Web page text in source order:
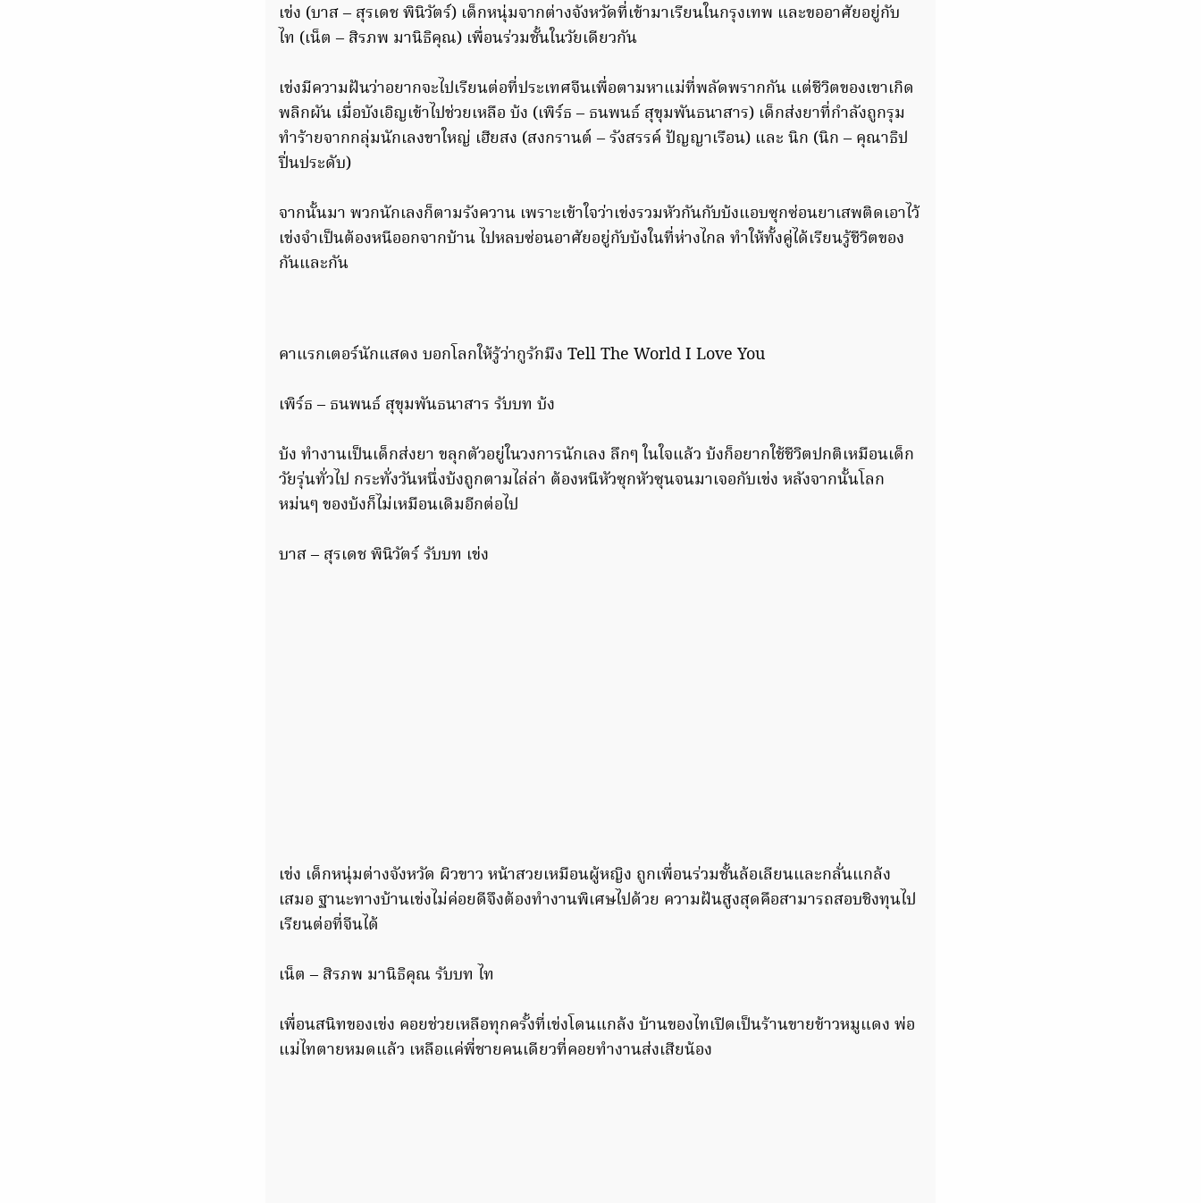
เข่ง (บาส – สุรเดช พินิวัตร์) เด็กหนุ่มจากต่างจังหวัดที่เข้ามาเรียนในกรุงเทพ และขออาศัยอยู่กับ
ไท (เน็ต – สิรภพ มานิธิคุณ) เพื่อนร่วมชั้นในวัยเดียวกัน
เข่งมีความฝันว่าอยากจะไปเรียนต่อที่ประเทศจีนเพื่อตามหาแม่ที่พลัดพรากกัน แต่ชีวิตของเขาเกิด
พลิกผัน เมื่อบังเอิญเข้าไปช่วยเหลือ บ้ง (เพิร์ธ – ธนพนธ์ สุขุมพันธนาสาร) เด็กส่งยาที่กำลังถูกรุม
ทำร้ายจากกลุ่มนักเลงขาใหญ่ เฮียสง (สงกรานต์ – รังสรรค์ ปัญญาเรือน) และ นิก (นิก – คุณาธิป
ปิ่นประดับ)
จากนั้นมา พวกนักเลงก็ตามรังควาน เพราะเข้าใจว่าเข่งรวมหัวกันกับบ้งแอบซุกซ่อนยาเสพติดเอาไว้
เข่งจำเป็นต้องหนีออกจากบ้าน ไปหลบซ่อนอาศัยอยู่กับบ้งในที่ห่างไกล ทำให้ทั้งคู่ได้เรียนรู้ชีวิตของ
กันและกัน
คาแรกเตอร์นักแสดง บอกโลกให้รู้ว่ากูรักมึง Tell The World I Love You
เพิร์ธ – ธนพนธ์ สุขุมพันธนาสาร รับบท บ้ง
บ้ง ทำงานเป็นเด็กส่งยา ขลุกตัวอยู่ในวงการนักเลง ลึกๆ ในใจแล้ว บ้งก็อยากใช้ชีวิตปกติเหมือนเด็ก
วัยรุ่นทั่วไป กระทั่งวันหนึ่งบ้งถูกตามไล่ล่า ต้องหนีหัวซุกหัวซุนจนมาเจอกับเข่ง หลังจากนั้นโลก
หม่นๆ ของบ้งก็ไม่เหมือนเดิมอีกต่อไป
บาส – สุรเดช พินิวัตร์ รับบท เข่ง
เข่ง เด็กหนุ่มต่างจังหวัด ผิวขาว หน้าสวยเหมือนผู้หญิง ถูกเพื่อนร่วมชั้นล้อเลียนและกลั่นแกล้ง
เสมอ ฐานะทางบ้านเข่งไม่ค่อยดีจึงต้องทำงานพิเศษไปด้วย ความฝันสูงสุดคือสามารถสอบชิงทุนไป
เรียนต่อที่จีนได้
เน็ต – สิรภพ มานิธิคุณ รับบท ไท
เพื่อนสนิทของเข่ง คอยช่วยเหลือทุกครั้งที่เข่งโดนแกล้ง บ้านของไทเปิดเป็นร้านขายข้าวหมูแดง พ่อ
แม่ไทตายหมดแล้ว เหลือแค่พี่ชายคนเดียวที่คอยทำงานส่งเสียน้อง